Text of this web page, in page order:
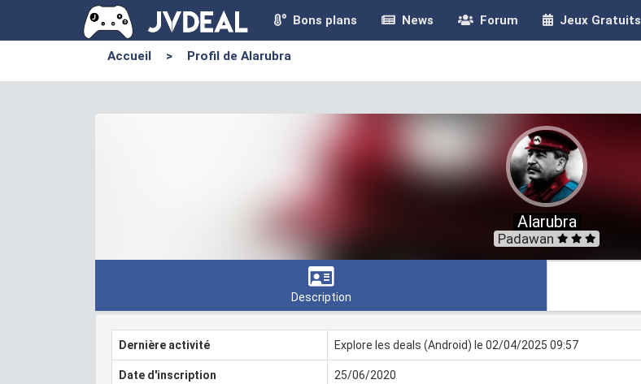
Bons plans News Forum Jeux Gratuits
Accueil > Profil de Alarubra
Alarubra
Padawan
Description
Dernière activité Explore les deals (Android) le 02/04/2025 09:57
Date d'inscription 25/06/2020